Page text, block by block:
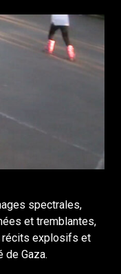
spectrales,
et tremblantes,
récits explosifs et
de Gaza.